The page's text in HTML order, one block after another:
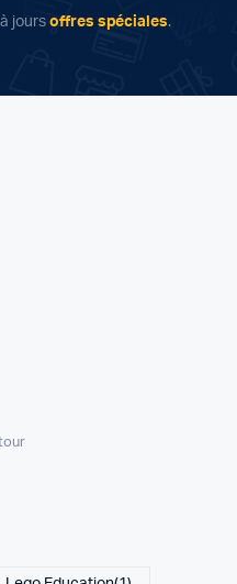
jours offres spéciales.